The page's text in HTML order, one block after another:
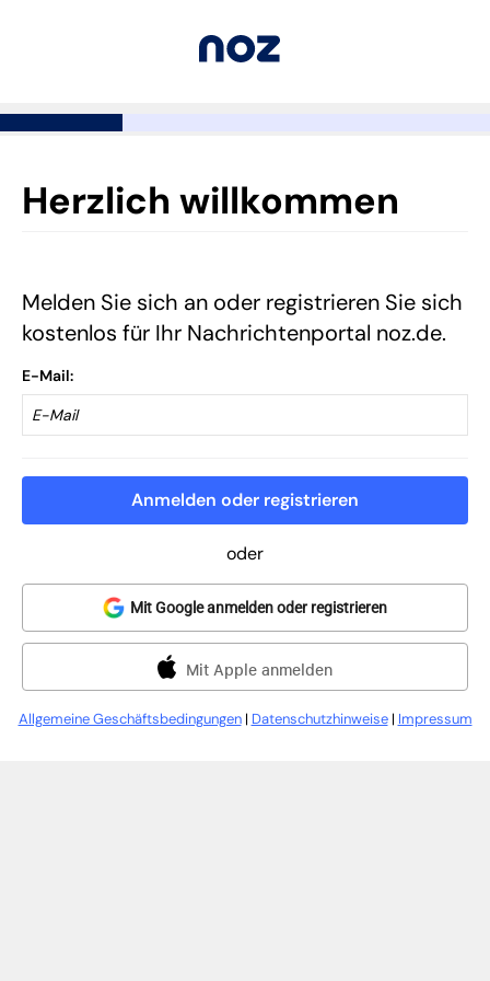
Herzlich willkommen
Melden Sie sich an oder registrieren Sie sich
kostenlos für Ihr Nachrichtenportal noz.de.
E-Mail
Anmelden oder registrieren
oder
Mit Google anmelden oder registrieren
Mit Apple anmelden
Allgemeine Geschäftsbedingungen| Datenschutzhinweise| Impressum